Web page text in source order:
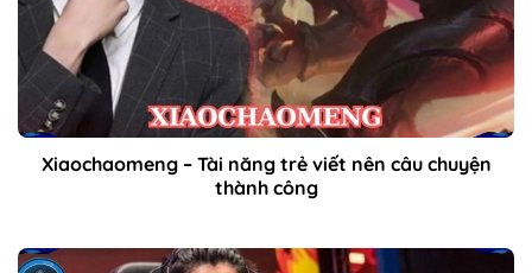
Xiaochaomeng – Tài năng trẻ viết nên câu chuyện
thành công